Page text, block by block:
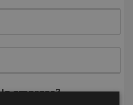
empresa?